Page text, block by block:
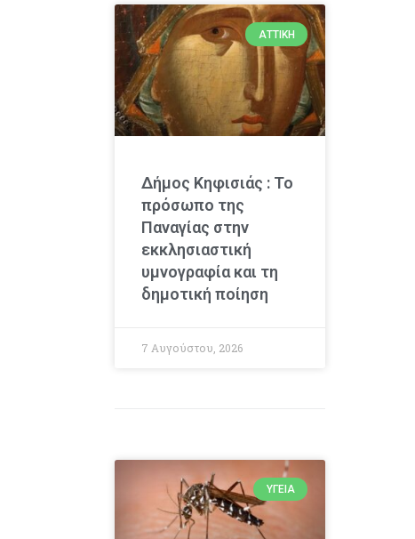
ΑΤΤΙΚΉ
Δήμος Κηφισιάς : Το
πρόσωπο της
Παναγίας στην
εκκλησιαστική
υμνογραφία και τη
δημοτική ποίηση
7 Αυγούστου, 2026
ΥΓΕΊΑ